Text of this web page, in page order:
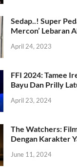
Sedap..! Super
Mercon’ Lebaran
April 24, 2023
FFI 2024: Tamee
Bayu Dan Prilly
April 23, 2024
The Watchers:
Dengan Karakter
June 11, 2024